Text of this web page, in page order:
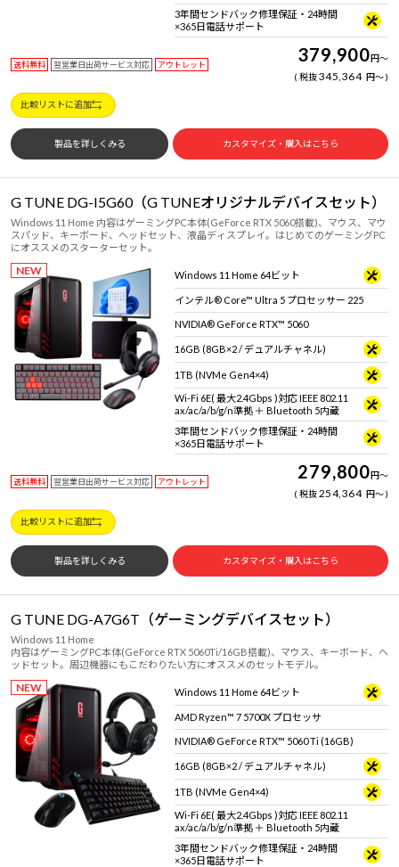
3年間センドバック修理保証・24時間
×365日電話サポート
送料無料 翌営業日出荷サービス対応 アウトレット 379,900円～
税抜345,364 円～
比較リストに追加
製品を詳しくみる カスタマイズ・購入はこちら
G TUNE DG-I5G60（G TUNEオリジナルデバイスセット）
Windows 11 Home 内容はゲーミングPC本体(GeForce RTX 5060搭載)、マウス、マウ
スパッド、キーボード、ヘッドセット、液晶ディスプレイ。はじめてのゲーミングPC
にオススメのスターターセット。
NEW Windows 11 Home 64ビット
インテル® Core™ Ultra 5 プロセッサー 225
NVIDIA® GeForce RTX™ 5060
16GB (8GB×2 / デュアルチャネル)
1TB (NVMe Gen4×4)
Wi-Fi 6E( 最大2.4Gbps )対応 IEEE 802.11
ax/ac/a/b/g/n準拠 ＋ Bluetooth 5内蔵
3年間センドバック修理保証・24時間
×365日電話サポート
送料無料 翌営業日出荷サービス対応 アウトレット 279,800円～
税抜254,364 円～
比較リストに追加
製品を詳しくみる カスタマイズ・購入はこちら
G TUNE DG-A7G6T（ゲーミングデバイスセット）
Windows 11 Home
内容はゲーミングPC本体(GeForce RTX 5060Ti/16GB搭載)、マウス、キーボード、ヘ
ッドセット。周辺機器にもこだわりたい方にオススメのセットモデル。
NEW Windows 11 Home 64ビット
AMD Ryzen™ 7 5700X プロセッサ
NVIDIA® GeForce RTX™ 5060 Ti (16GB)
16GB (8GB×2 / デュアルチャネル)
1TB (NVMe Gen4×4)
Wi-Fi 6E( 最大2.4Gbps )対応 IEEE 802.11
ax/ac/a/b/g/n準拠 ＋ Bluetooth 5内蔵
3年間センドバック修理保証・24時間
×365日電話サポート